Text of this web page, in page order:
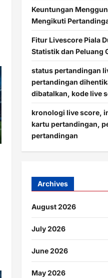
Keuntungan
Mengikuti
Fitur Livescore Piala
Statistik dan Peluang
status pertandingan
pertandingan
dibatalkan, kode live
kronologi live score,
kartu pertandingan,
pertandingan
Archives
August 2026
July 2026
June 2026
May 2026